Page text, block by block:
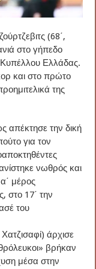
(68΄,
στο γήπεδο
Ελλάδας.
και στο πρώτο
της
απέκτησε την δική
για τον
νωθρός και
μέρος
στο 17΄ την
του
άρχισε
βρήκαν
μέσα στην